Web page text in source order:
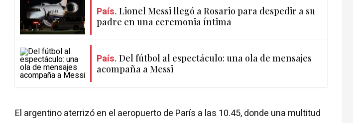
País. Lionel Messi llegó a Rosario para despedir a su
padre en una ceremonia íntima
País. Del fútbol al espectáculo: una ola de mensajes
acompaña a Messi
El argentino aterrizó en el aeropuerto de París a las 10.45, donde una multitud